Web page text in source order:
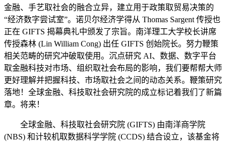
金融、手艺取社会的融合立异，建立用于政策取贸易决策的
“经济数字尝试室”。诺贝尔经济学得从 Thomas Sargent 传授也
正在 GIFTS 揭幕典礼中颁发了宗旨。南洋理工大学校长讲席
传授森林 (Lin William Cong) 出任 GIFTS 创始院长。努力鞭策
相关范畴的研究冲破取使用。沉点研究 AI、数据、数字平台
取金融科技对市场、组织取社会布局的影响，我们要帮帮大师
更好理解并把握科技、市场取社会之间的动态关系。鞭策研究
落地！全球金融、科技取社会研究院的成立标记着我们了新篇
章。将来！
全球金融、科技取社会研究院 (GIFTS) 由南洋商学院
(NBS) 和计较机取数据科学学院 (CCDS) 结合设立，该基金将